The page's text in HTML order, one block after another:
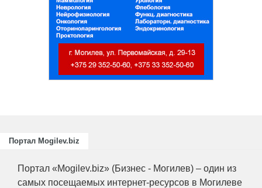
Портал Mogilev.biz
Портал «Mogilev.biz» (Бизнес - Могилев) – один из
самых посещаемых интернет-ресурсов в Могилеве